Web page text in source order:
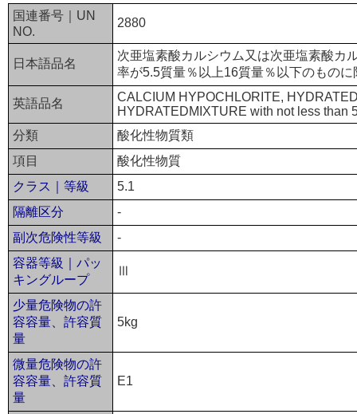
国連番号｜UN
NO.
2880
日本語品名
次亜塩素酸カルシウム又は次亜塩素酸カ
率が5.5質量％以上16質量％以下のものに
英語品名
CALCIUM HYPOCHLORITE,
HYDRATEDMIXTURE with not less than
分類
酸化性物質類
項目
酸化性物質
クラス｜等級
5.1
隔離区分
-
副次危険性等級
-
容器等級｜パッ
キングループ
Ⅲ
少量危険物の許
容容量、許容質
量
5kg
微量危険物の許
容容量、許容質
量
E1